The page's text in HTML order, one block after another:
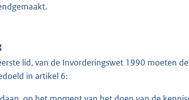
lid, van de Invorderingswet 1990 moeten
in artikel 6: